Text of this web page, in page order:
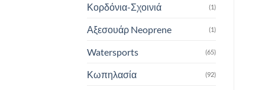
Κορδόνια-Σχοινιά (1)
Αξεσουάρ Neoprene (1)
Watersports (65)
Κωπηλασία (92)